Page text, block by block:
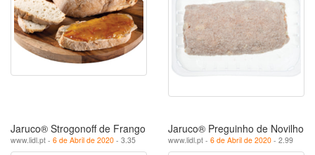
Jaruco® Strogonoff de Frango
www.lidl.pt - 6 de Abril de 2020 - 3.35
Jaruco® Preguinho de Novilho
www.lidl.pt - 6 de Abril de 2020 - 2.99